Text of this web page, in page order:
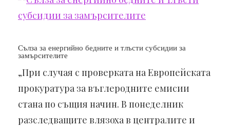
Сълза за енергийно бедните и тлъсти субсидии за
замърсителите
„При случая с проверката на Европейската
прокуратура за въглеродните емисии
стана по същия начин. В понеделник
разследващите влязоха в централите и